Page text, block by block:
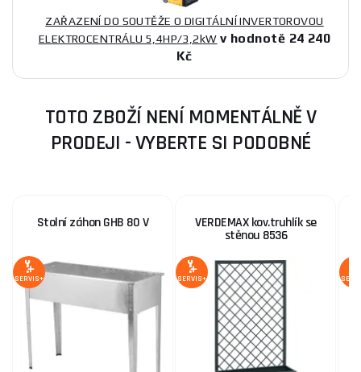
ZAŘAZENÍ DO SOUTĚŽE O DIGITÁLNÍ INVERTOROVOU
ELEKTROCENTRÁLU 5,4HP/3,2kW v hodnotě 24 240
Kč
TOTO ZBOŽÍ NENÍ MOMENTÁLNĚ V
PRODEJI - VYBERTE SI PODOBNÉ
Stolní záhon GHB 80 V
SERVIS+
VERDEMAX kov.truhlík se
stěnou 8536
SERVIS+